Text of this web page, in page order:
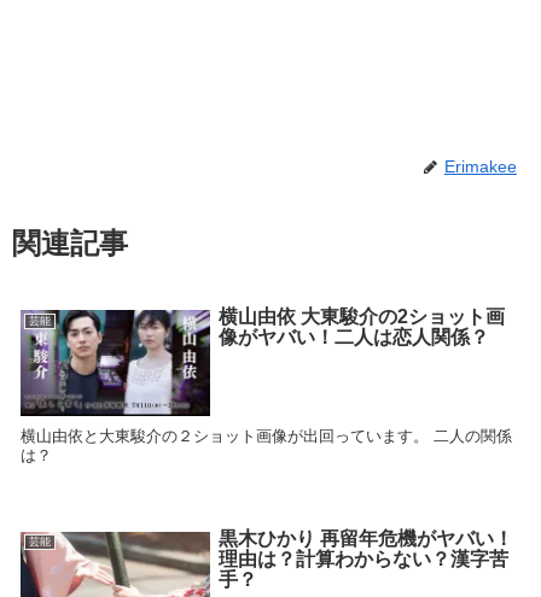
Erimakee
関連記事
芸能
横山由依 大東駿介の2ショット画
像がヤバい！二人は恋人関係？
横山由依と大東駿介の２ショット画像が出回っています。 二人の関係
は？
芸能
黒木ひかり 再留年危機がヤバい！
理由は？計算わからない？漢字苦
手？